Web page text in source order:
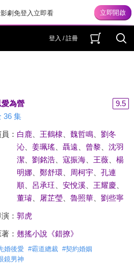
劇免登入立即看
登入 / 註冊
愛為營
9.5
36 集
： 白鹿、 王鶴棣、 魏哲鳴、 劉冬
沁、 姜珮瑤、 聶遠 曾黎
沈羽
潔、 劉銘浩、 寇振海、 王薇、 楊
明娜、 鄭舒環、 周柯宇、 孔連
順、 呂承玨 安悅溪、 王耀慶
董璿、 屠芷瑩、 魯照華、 劉些寧
： 郭虎
： 翹搖小說《錯撩》
婚後愛 #霸道總裁 #契約婚姻
鏡男神